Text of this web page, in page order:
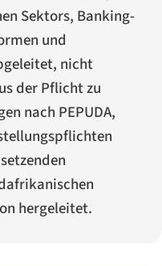
Sektors, Banking-
und
nicht
der Pflicht zu
nach PEPUDA,
hergeleitet.